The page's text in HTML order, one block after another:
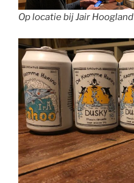
Op locatie bij Jair Hoogland